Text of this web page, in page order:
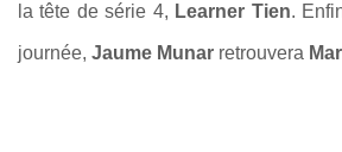
la tête de série 4, Learner Tien.
journée, Jaume Munar retrouvera